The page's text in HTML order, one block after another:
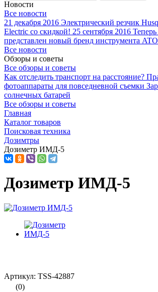
Новости
Все новости
21 декабря 2016 Электрический резчик
Electric со скидкой! 25 сентября 2016
представлен новый бренд инструмента
Все новости
Обзоры и советы
Все обзоры и советы
Как отследить транспорт на расстояние?
фотоаппараты для повседневной съемки
солнечных батарей
Все обзоры и советы
Главная
Каталог товаров
Поисковая техника
Дозимтры
Дозиметр ИМД-5
Дозиметр ИМД-5
Артикул: TSS-42887
(0)